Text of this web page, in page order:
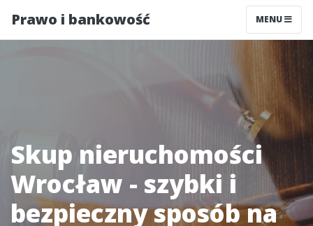
Prawo i bankowość MENU
Skup nieruchomości
Wrocław - szybki i
bezpieczny sposób na